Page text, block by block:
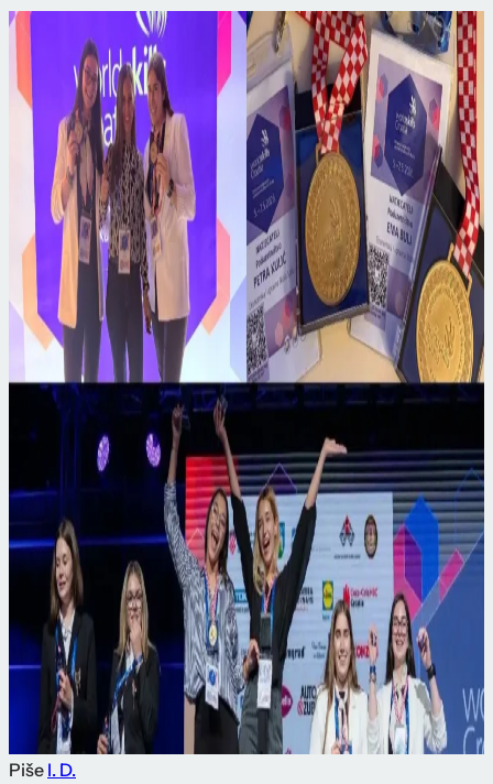
Piše I. D.